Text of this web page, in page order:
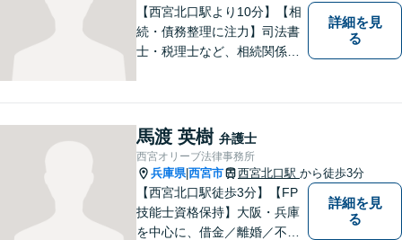
す】
【西宮北口駅より10分】【相
続・債務整理に注力】司法書
士・税理士など、相続関係に
象とした、法律サービスを提
供しております。お気軽に、
ご相談ください。
詳細を見
る
馬渡 英樹 弁護士
西宮オリーブ法律事務所
兵庫県|西宮市 西宮北口駅 から徒歩3分
【西宮北口駅徒歩3分】【FP
技能士資格保持】大阪・兵庫
を中心に、借金／離婚／不動
詳細を見
る